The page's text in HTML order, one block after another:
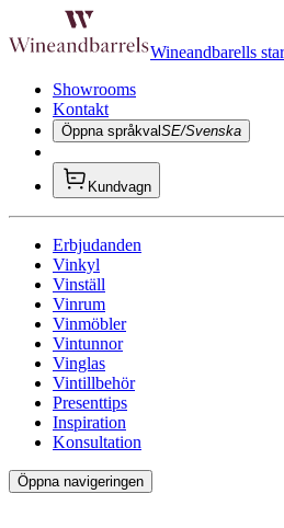
Wineandbarells
Showrooms
Kontakt
Öppna språkvalSE/Svenska
Kundvagn
Erbjudanden
Vinkyl
Vinställ
Vinrum
Vinmöbler
Vintunnor
Vinglas
Vintillbehör
Presenttips
Inspiration
Konsultation
Öppna navigeringen